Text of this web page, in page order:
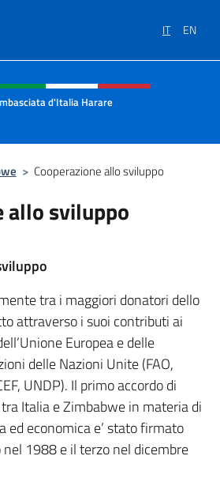
IT EN
social e menù
d'Italia Harare
> Cooperazione allo sviluppo
allo sviluppo
tra i maggiori donatori dello
attraverso i suoi contributi ai
Europea e delle
delle Nazioni Unite (FAO,
UNDP). Il primo accordo di
Italia e Zimbabwe in materia di
ed economica e’ stato firmato
1988 e il terzo nel dicembre